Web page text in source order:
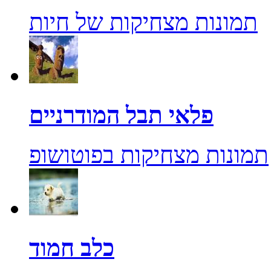
תמונות מצחיקות של חיות
פלאי תבל המודרניים
תמונות מצחיקות בפוטושופ
כלב חמוד